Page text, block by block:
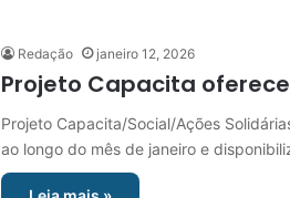
Redação janeiro 12, 2026
Projeto Capacita
Projeto Capacita/Social/Ações
ao longo do mês de janeiro e